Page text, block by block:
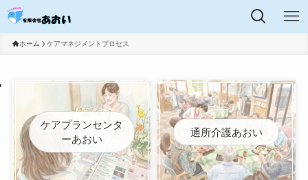
ホーム ケアマネジメントプロセス
ケアプランセンタ
ーあおい
通所介護あおい